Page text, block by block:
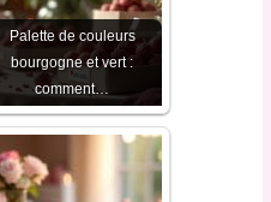
Palette de couleurs
bourgogne et vert :
comment…